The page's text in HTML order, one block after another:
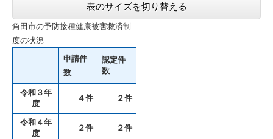
表のサイズを切り替える
角田市の予防接種健康被害救済制
度の状況
申請件
数
認定件
数
令和３年
度
４件 ２件
令和４年
度
２件 ２件